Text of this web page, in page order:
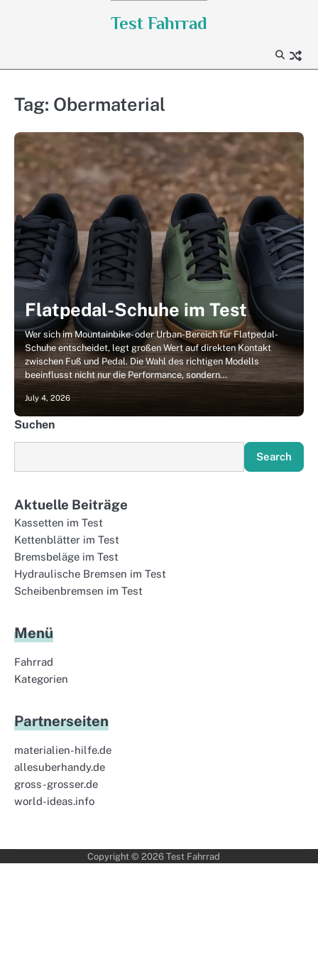
Test Fahrrad
Tag: Obermaterial
Flatpedal-Schuhe im Test
Wer sich im Mountainbike- oder Urban-Bereich für Flatpedal-
Schuhe entscheidet, legt großen Wert auf direkten Kontakt
zwischen Fuß und Pedal. Die Wahl des richtigen Modells
beeinflusst nicht nur die Performance, sondern…
July 4, 2026
Suchen
Search
Aktuelle Beiträge
Kassetten im Test
Kettenblätter im Test
Bremsbeläge im Test
Hydraulische Bremsen im Test
Scheibenbremsen im Test
Menü
Fahrrad
Kategorien
Partnerseiten
materialien-hilfe.de
allesuberhandy.de
gross-grosser.de
world-ideas.info
Copyright © 2026 Test Fahrrad